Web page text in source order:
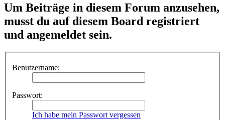
Um Beiträge in diesem Forum anzusehen,
musst du auf diesem Board registriert
und angemeldet sein.
Benutzername:
Passwort:
Ich habe mein Passwort vergessen